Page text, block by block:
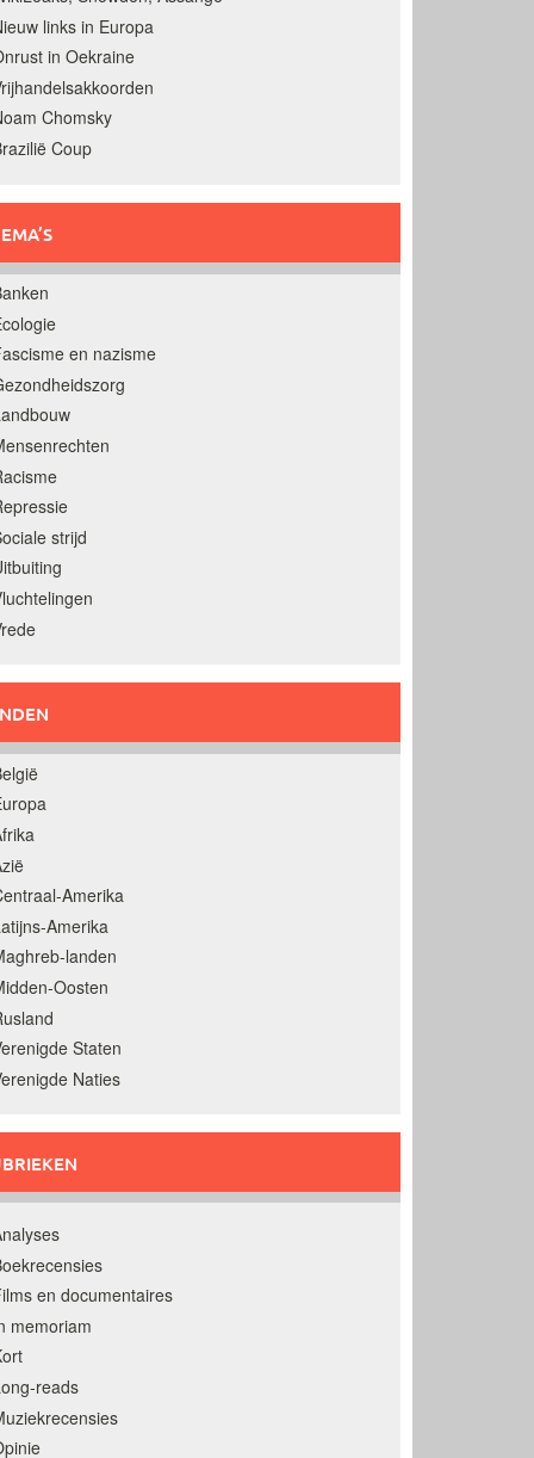
links in Europa
in Oekraine
Chomsky
Coup
en nazisme
strijd
Amerika
Amerika
landen
Oosten
Staten
Naties
en documentaires
memoriam
reads